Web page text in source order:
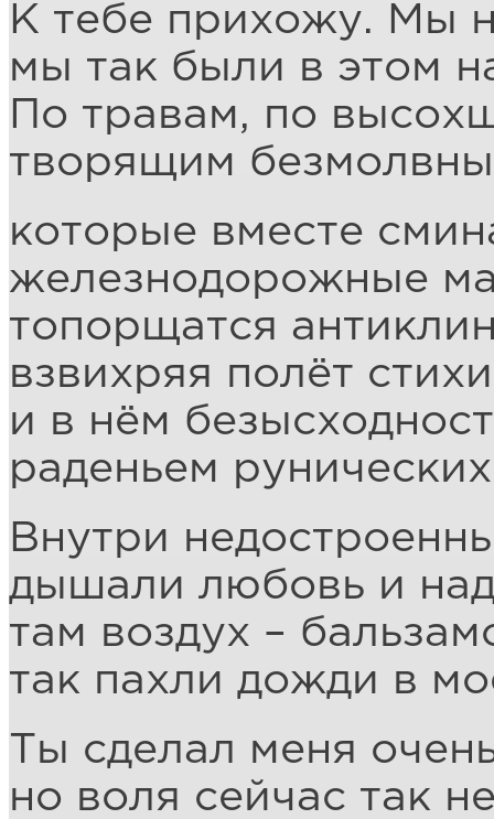
К тебе прихожу. Мы
мы так были в этом
По травам, по
творящим
которые вместе
железнодорожные
топорщатся
взвихряя полёт
и в нём
раденьем
Внутри
дышали любовь и
там воздух –
так пахли дожди в
Ты сделал меня
но воля сейчас так